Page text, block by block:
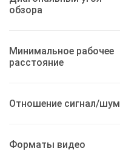
обзора
Минимальное рабочее
расстояние
Отношение сигнал/шум
Форматы видео